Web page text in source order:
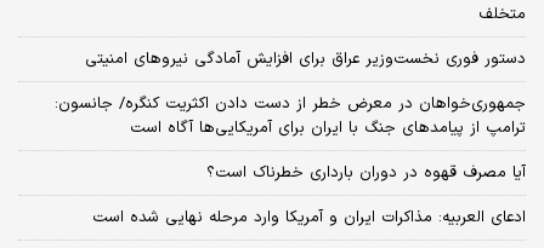
متخلف
دستور فوری نخست‌وزیر عراق برای افزایش آمادگی نیروهای امنیتی
جمهوری‌خواهان در معرض خطر از دست دادن اکثریت کنگره/ جانسون:
ترامپ از پیامدهای جنگ با ایران برای آمریکایی‌ها آگاه است
آیا مصرف قهوه در دوران بارداری خطرناک است؟
ادعای العربیه: مذاکرات ایران و آمریکا وارد مرحله نهایی شده است